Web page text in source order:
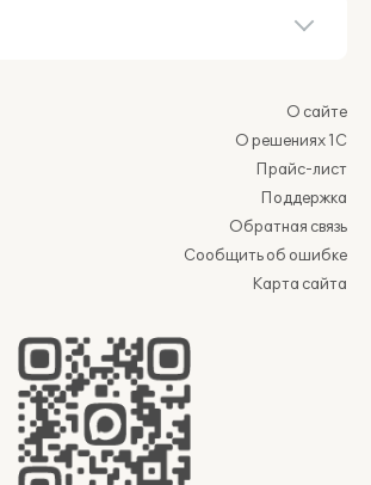
О сайте
О решениях 1С
Прайс-лист
Поддержка
Обратная связь
Сообщить об ошибке
Карта сайта